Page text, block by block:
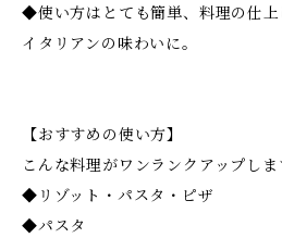
◆使い方はとても簡単、料理の仕
イタリアンの味わいに。
【おすすめの使い方】
こんな料理がワンランクアップしま
◆リゾット・パスタ・ピザ
◆パスタ